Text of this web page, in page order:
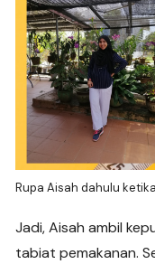
Rupa Aisah dahulu
Jadi, Aisah ambil
tabiat pemakanan.